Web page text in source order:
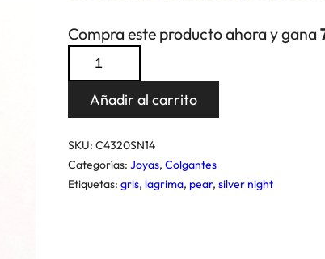
Compra este producto ahora y gana
Colgante
Pear
Silver
cantidad
Añadir al carrito
SKU:C4320SN14
Categorías:Joyas,Colgantes
Etiquetas:gris, lagrima, pear,silver night